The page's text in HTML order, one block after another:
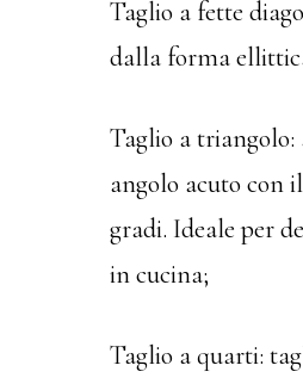
Taglio a fette
dalla forma
Taglio a
angolo acuto con
gradi. Ideale per
in cucina;
Taglio a quarti: